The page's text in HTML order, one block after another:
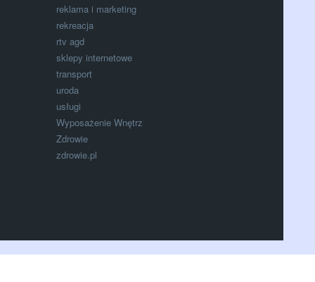
reklama i marketing
rekreacja
rtv agd
sklepy internetowe
transport
uroda
usługi
Wyposażenie Wnętrz
Zdrowie
zdrowie.pl